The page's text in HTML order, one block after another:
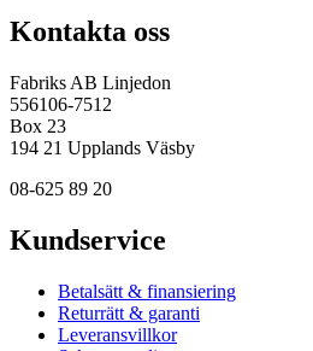
Kontakta oss
Fabriks AB Linjedon
556106-7512
Box 23
194 21 Upplands Väsby
08-625 89 20
Kundservice
Betalsätt & finansiering
Returrätt & garanti
Leveransvillkor